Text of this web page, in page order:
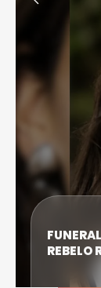
REBELO